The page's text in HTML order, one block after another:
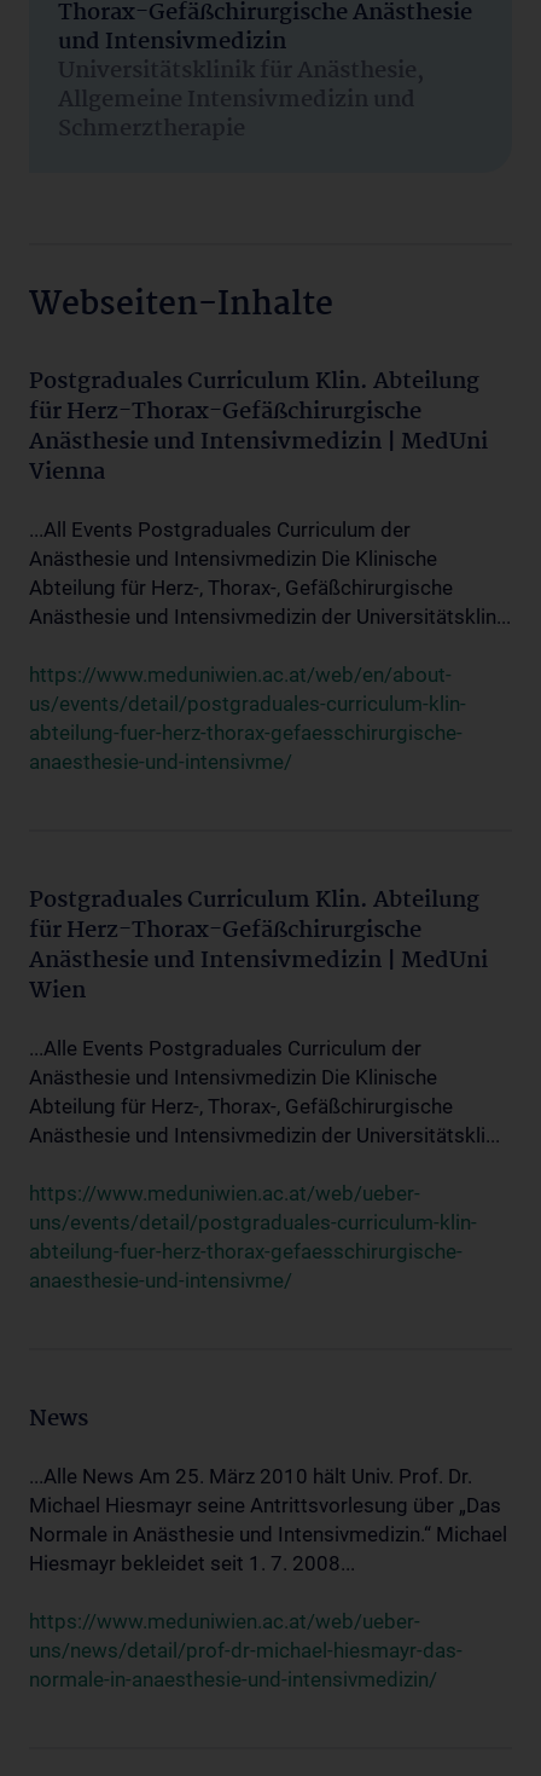
Thorax-Gefäßchirurgische Anästhesie
und Intensivmedizin
Universitätsklinik für Anästhesie,
Allgemeine Intensivmedizin und
Schmerztherapie
Webseiten-Inhalte
Postgraduales Curriculum Klin. Abteilung
für Herz-Thorax-Gefäßchirurgische
Anästhesie und Intensivmedizin | MedUni
Vienna
...All Events Postgraduales Curriculum der
Anästhesie und Intensivmedizin Die Klinische
Abteilung für Herz-, Thorax-, Gefäßchirurgische
Anästhesie und Intensivmedizin der Universitätsklin...
https://www.meduniwien.ac.at/web/en/about-
us/events/detail/postgraduales-curriculum-klin-
abteilung-fuer-herz-thorax-gefaesschirurgische-
anaesthesie-und-intensivme/
Postgraduales Curriculum Klin. Abteilung
für Herz-Thorax-Gefäßchirurgische
Anästhesie und Intensivmedizin | MedUni
Wien
...Alle Events Postgraduales Curriculum der
Anästhesie und Intensivmedizin Die Klinische
Abteilung für Herz-, Thorax-, Gefäßchirurgische
Anästhesie und Intensivmedizin der Universitätskli...
https://www.meduniwien.ac.at/web/ueber-
uns/events/detail/postgraduales-curriculum-klin-
abteilung-fuer-herz-thorax-gefaesschirurgische-
anaesthesie-und-intensivme/
News
...Alle News Am 25. März 2010 hält Univ. Prof. Dr.
Michael Hiesmayr seine Antrittsvorlesung über „Das
Normale in Anästhesie und Intensivmedizin.“ Michael
Hiesmayr bekleidet seit 1. 7. 2008...
https://www.meduniwien.ac.at/web/ueber-
uns/news/detail/prof-dr-michael-hiesmayr-das-
normale-in-anaesthesie-und-intensivmedizin/